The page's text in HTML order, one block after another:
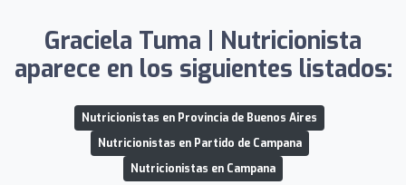
Graciela Tuma | Nutricionista
aparece en los siguientes listados:
Nutricionistas en Provincia de Buenos Aires
Nutricionistas en Partido de Campana
Nutricionistas en Campana